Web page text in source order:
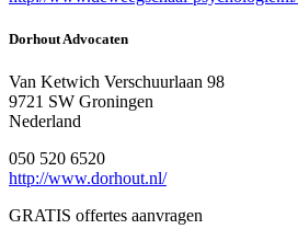
Dorhout Advocaten
Van Ketwich Verschuurlaan 98
9721 SW Groningen
Nederland
050 520 6520
http://www.dorhout.nl/
GRATIS offertes aanvragen